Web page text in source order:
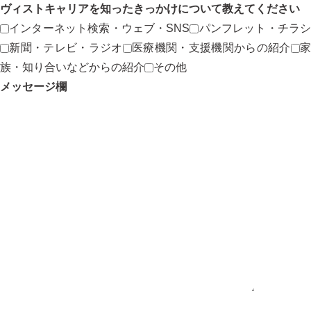
ヴィストキャリアを知ったきっかけについて教えてください
インターネット検索・ウェブ・SNS
パンフレット・チラシ
新聞・テレビ・ラジオ
医療機関・支援機関からの紹介
家
族・知り合いなどからの紹介
その他
メッセージ欄